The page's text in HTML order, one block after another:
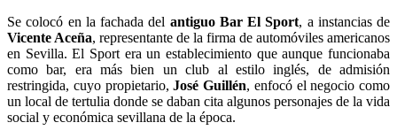
Se colocó en la fachada del antiguo Bar El Sport, a instancias de
Vicente Aceña, representante de la firma de automóviles americanos
en Sevilla. El Sport era un establecimiento que aunque funcionaba
como bar, era más bien un club al estilo inglés, de admisión
restringida, cuyo propietario,José Guillén, enfocó el negocio como
un local de tertulia donde se daban cita algunos personajes de la vida
social y económica sevillana de la época.